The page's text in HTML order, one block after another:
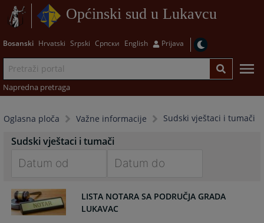
Općinski sud u Lukavcu
Bosanski Hrvatski Srpski Српски English Prijava
Napredna pretraga
Oglasna ploča Važne informacije Sudski vještaci i tumači
Sudski vještaci i tumači
forward
to
forward
to
LISTA NOTARA SA PODRUČJA GRADA
LUKAVAC